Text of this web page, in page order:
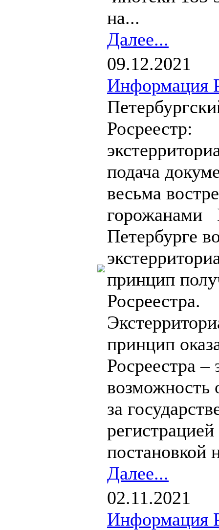
на...
Далее...
09.12.2021
Информация
Росреестр:
подача
весьма
горожанами
Петербурге
принцип
Росреестра.
принцип
Росреестра –
возможность
за
постановкой
Далее...
02.11.2021
Информация